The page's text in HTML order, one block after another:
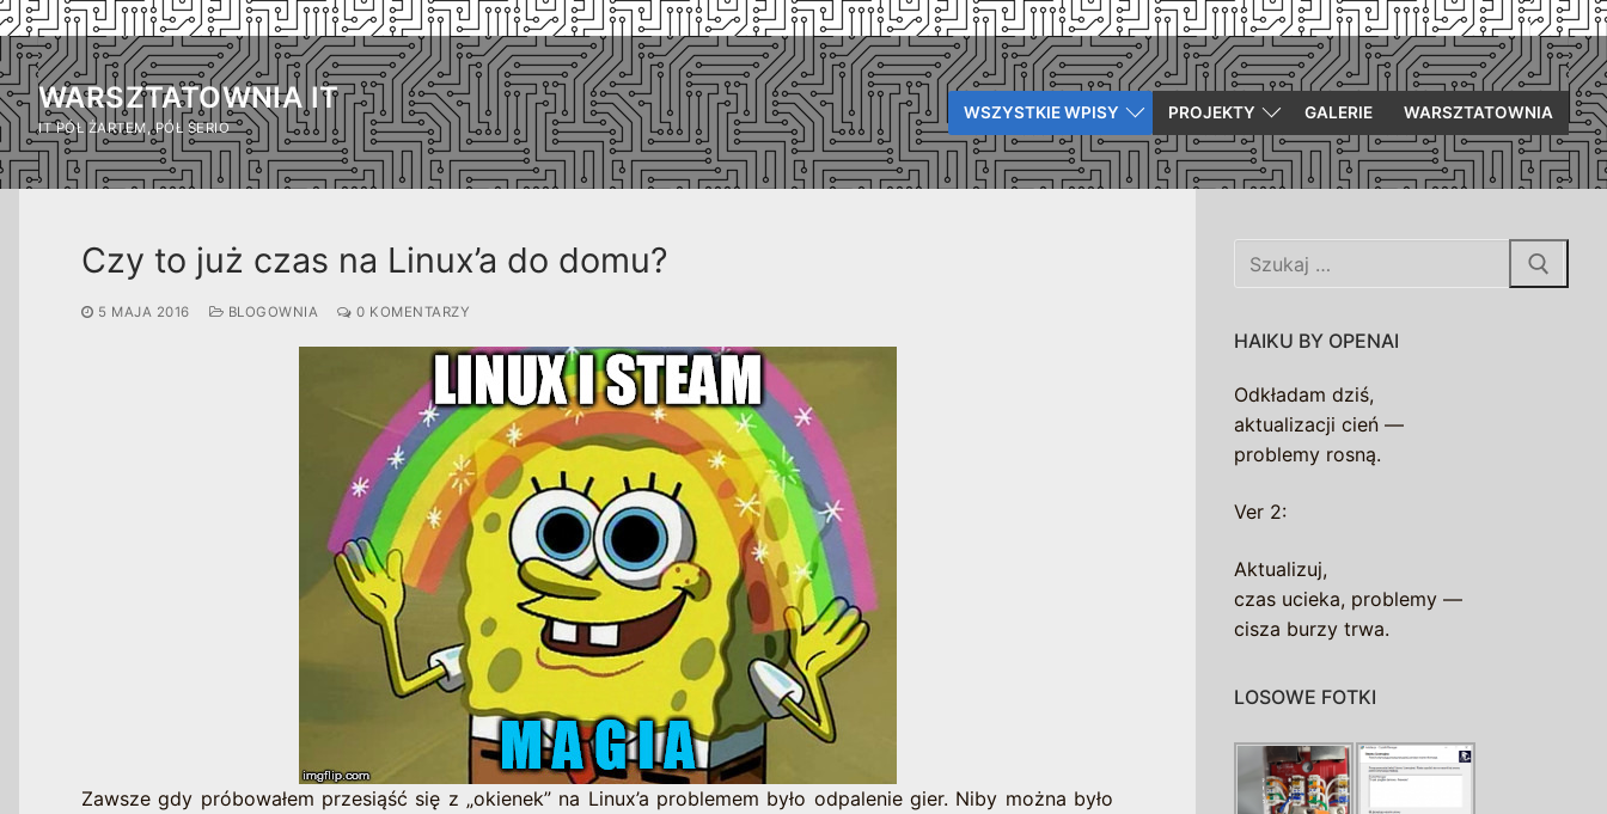
Przejdź
do
treściWARSZTATOWNIA IT
IT PÓŁ ŻARTEM, PÓŁ SERIO
WSZYSTKIE WPISY PROJEKTY GALERIE WARSZTATOWNIA
Czy to już czas na Linux’a do domu?
5 MAJA 2016 BLOGOWNIA 0 KOMENTARZY
Zawsze gdy próbowałem przesiąść się z „okienek” na Linux’a problemem było odpalenie gier. Niby można było
Szukaj:
HAIKU BY OPENAI
Odkładam dziś,
aktualizacji cień —
problemy rosną.
Ver 2:
Aktualizuj,
czas ucieka, problemy —
cisza burzy trwa.
LOSOWE FOTKI